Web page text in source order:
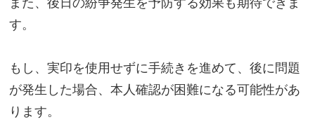
また、後日の紛争発生を予防する効果も期待できま
す。
もし、実印を使用せずに手続きを進めて、後に問題
が発生した場合、本人確認が困難になる可能性があ
ります。